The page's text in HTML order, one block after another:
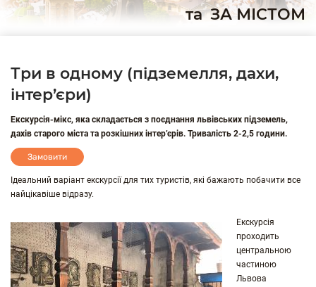
таЗА МІСТОМ
Три в одному (підземелля, дахи,
інтер’єри)
Екскурсія-мікс, яка складається з поєднання львівських підземель,
дахів старого міста та розкішних інтер’єрів. Тривалість 2-2,5 години.
Замовити
Ідеальний варіант екскурсії для тих туристів, які бажають побачити все
найцікавіше відразу.
Екскурсія
проходить
центральною
частиною
Львова